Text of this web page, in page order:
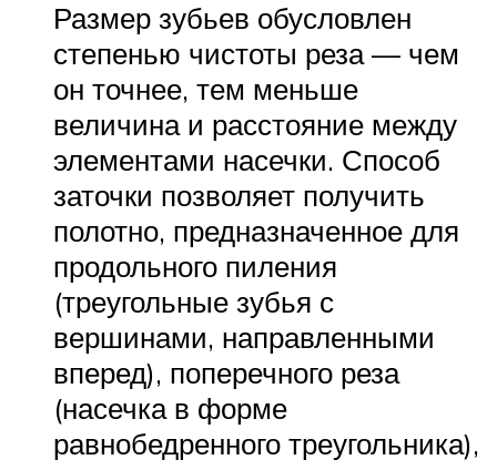
Размер зубьев обусловлен
степенью чистоты реза — чем
он точнее, тем меньше
величина и расстояние между
элементами насечки. Способ
заточки позволяет получить
полотно, предназначенное для
продольного пиления
(треугольные зубья с
вершинами, направленными
вперед), поперечного реза
(насечка в форме
равнобедренного треугольника),